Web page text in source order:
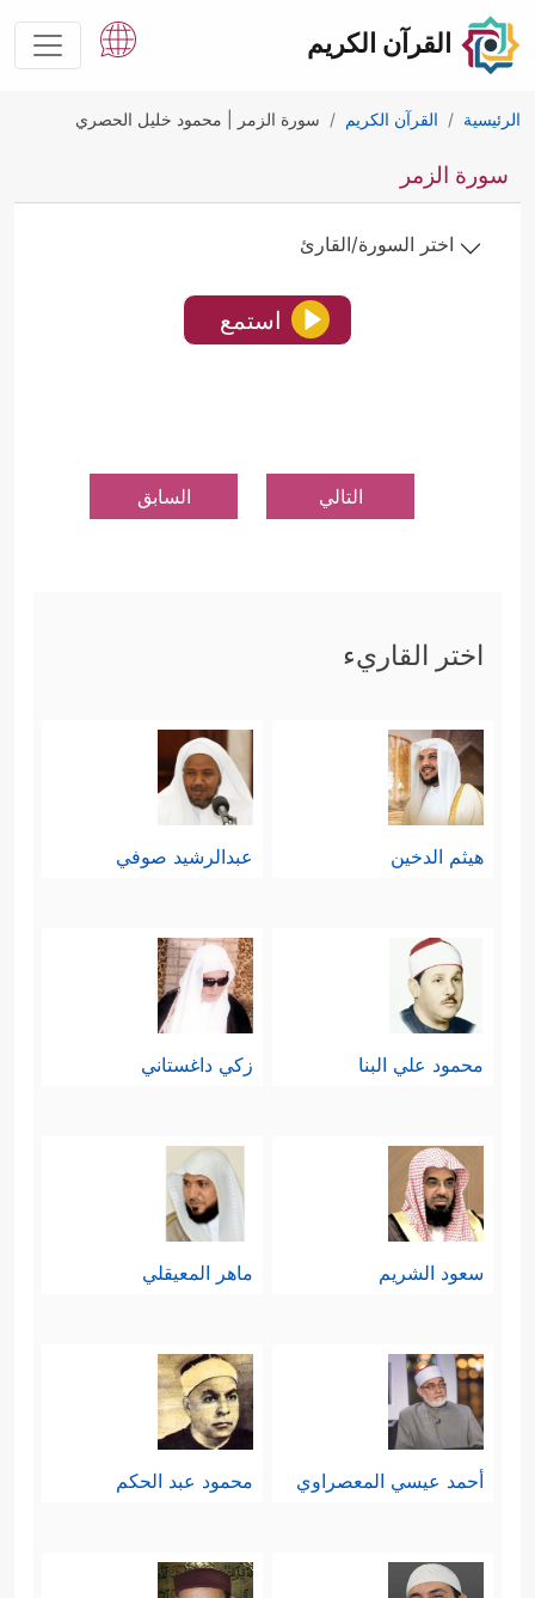
القرآن الكريم
الرئيسية القرآن الكريم سورة الزمر | محمود خليل الحصري
سورة الزمر
اختر السورة/القارئ
استمع
التالي السابق
اختر القاريء
هيثم الدخين عبدالرشيد صوفي
محمود علي البنا زكي داغستاني
سعود الشريم ماهر المعيقلي
أحمد عيسي المعصراوي محمود عبد الحكم